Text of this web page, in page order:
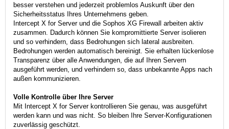
besser verstehen und jederzeit problemlos Auskunft über den
Sicherheitsstatus Ihres Unternehmens geben.
Intercept X for Server und die Sophos XG Firewall arbeiten aktiv
zusammen. Dadurch können Sie kompromittierte Server isolieren
und so verhindern, dass Bedrohungen sich lateral ausbreiten.
Bedrohungen werden automatisch bereinigt. Sie erhalten lückenlose
Transparenz über alle Anwendungen, die auf Ihren Servern
ausgeführt werden, und verhindern so, dass unbekannte Apps nach
außen kommunizieren.
Volle Kontrolle über Ihre Server
Mit Intercept X for Server kontrollieren Sie genau, was ausgeführt
werden kann und was nicht. So bleiben Ihre Server-Konfigurationen
zuverlässig geschützt.